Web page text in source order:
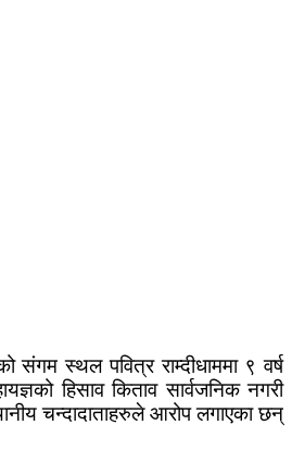
संगम स्थल पवित्र राम्दीधाममा ९ वर्ष
हिसाव किताव सार्वजनिक नगरी
चन्दादाताहरुले आरोप लगाएका छन्